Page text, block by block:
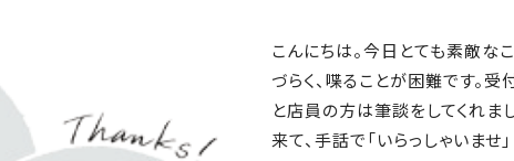
こんにちは。今日とても素敵な
づらく、喋ることが困難です。
と店員の方は筆談をしてくれま
来て、手話で「いらっしゃいませ